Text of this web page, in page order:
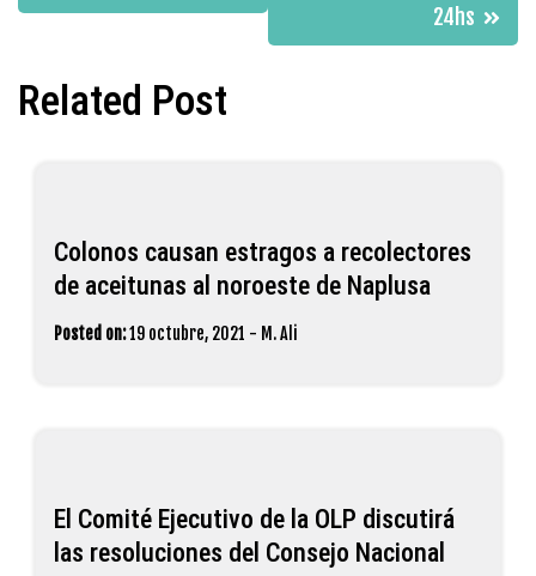
24hs
Related Post
Colonos causan estragos a recolectores
de aceitunas al noroeste de Naplusa
Posted on:19 octubre, 2021 - M. Ali
El Comité Ejecutivo de la OLP discutirá
las resoluciones del Consejo Nacional